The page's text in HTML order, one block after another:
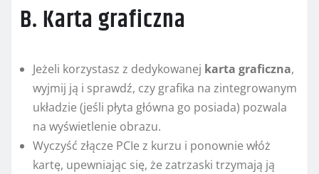
B. Karta graficzna
Jeżeli korzystasz z dedykowanej karta graficzna,
wyjmij ją i sprawdź, czy grafika na zintegrowanym
układzie (jeśli płyta główna go posiada) pozwala
na wyświetlenie obrazu.
Wyczyść złącze PCIe z kurzu i ponownie włóż
kartę, upewniając się, że zatrzaski trzymają ją